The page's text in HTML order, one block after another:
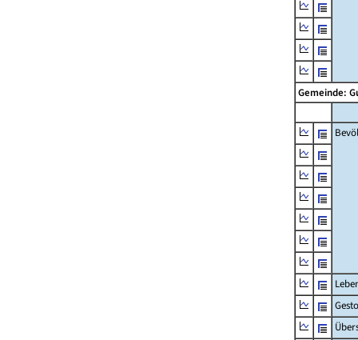
Gemeinde: